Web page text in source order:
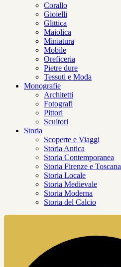
Corallo
Gioielli
Glittica
Maiolica
Miniatura
Mobile
Oreficeria
Pietre dure
Tessuti e Moda
Monografie
Architetti
Fotografi
Pittori
Scultori
Storia
Scoperte e Viaggi
Storia Antica
Storia Contemporanea
Storia Firenze e Toscana
Storia Locale
Storia Medievale
Storia Moderna
Storia del Calcio